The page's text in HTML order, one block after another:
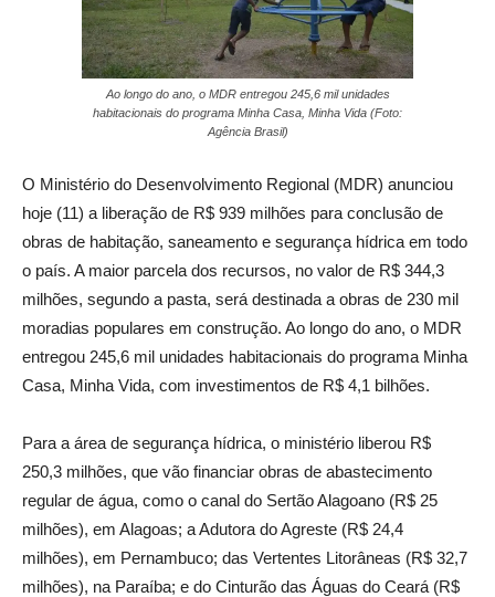
Ao longo do ano, o MDR entregou 245,6 mil unidades
habitacionais do programa Minha Casa, Minha Vida (Foto:
Agência Brasil)
O Ministério do Desenvolvimento Regional (MDR) anunciou
hoje (11) a liberação de R$ 939 milhões para conclusão de
obras de habitação, saneamento e segurança hídrica em todo
o país. A maior parcela dos recursos, no valor de R$ 344,3
milhões, segundo a pasta, será destinada a obras de 230 mil
moradias populares em construção. Ao longo do ano, o MDR
entregou 245,6 mil unidades habitacionais do programa Minha
Casa, Minha Vida, com investimentos de R$ 4,1 bilhões.
Para a área de segurança hídrica, o ministério liberou R$
250,3 milhões, que vão financiar obras de abastecimento
regular de água, como o canal do Sertão Alagoano (R$ 25
milhões), em Alagoas; a Adutora do Agreste (R$ 24,4
milhões), em Pernambuco; das Vertentes Litorâneas (R$ 32,7
milhões), na Paraíba; e do Cinturão das Águas do Ceará (R$